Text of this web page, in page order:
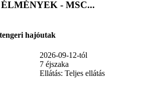
- MSC...
hajóutak
2026-09-12-tól
7 éjszaka
Ellátás: Teljes ellátás